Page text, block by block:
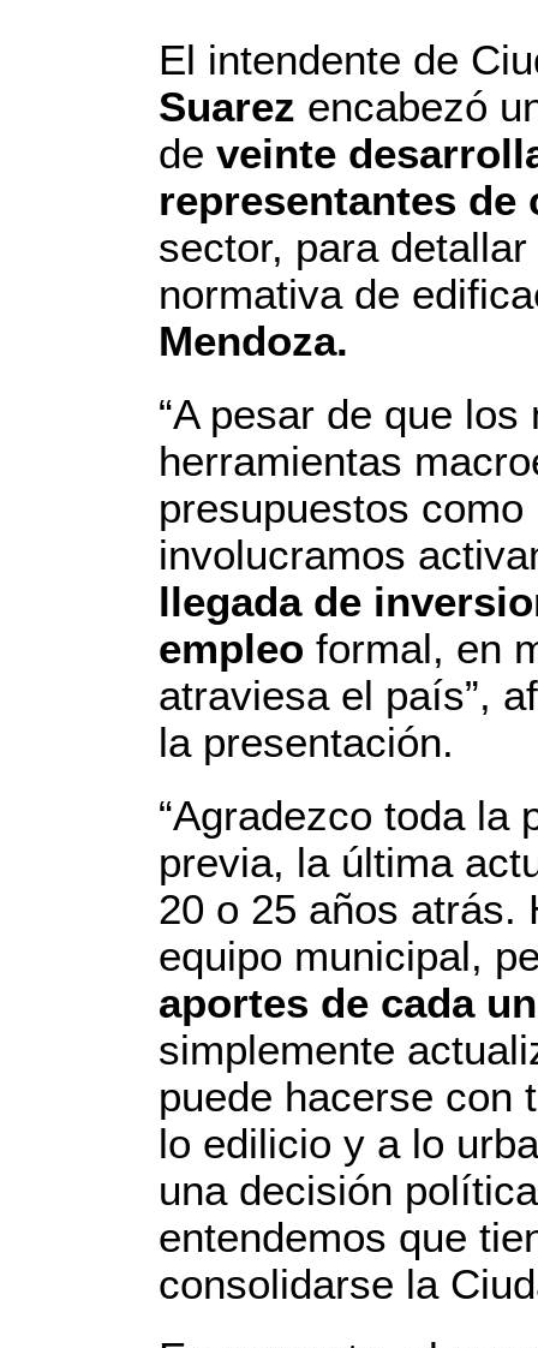
El intendente de
Suarez encabezó
de veinte
representantes de
sector, para
normativa de
Mendoza.
“A pesar de que
herramientas
presupuestos
involucramos
llegada de
empleo formal, en
atraviesa el país”,
la presentación.
“Agradezco toda la
previa, la última
20 o 25 años atrás.
equipo municipal,
aportes de cada
simplemente
puede hacerse con
lo edilicio y a lo
una decisión
entendemos que
consolidarse la